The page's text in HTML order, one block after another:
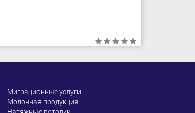
Миграционные услуги
Молочная продукция